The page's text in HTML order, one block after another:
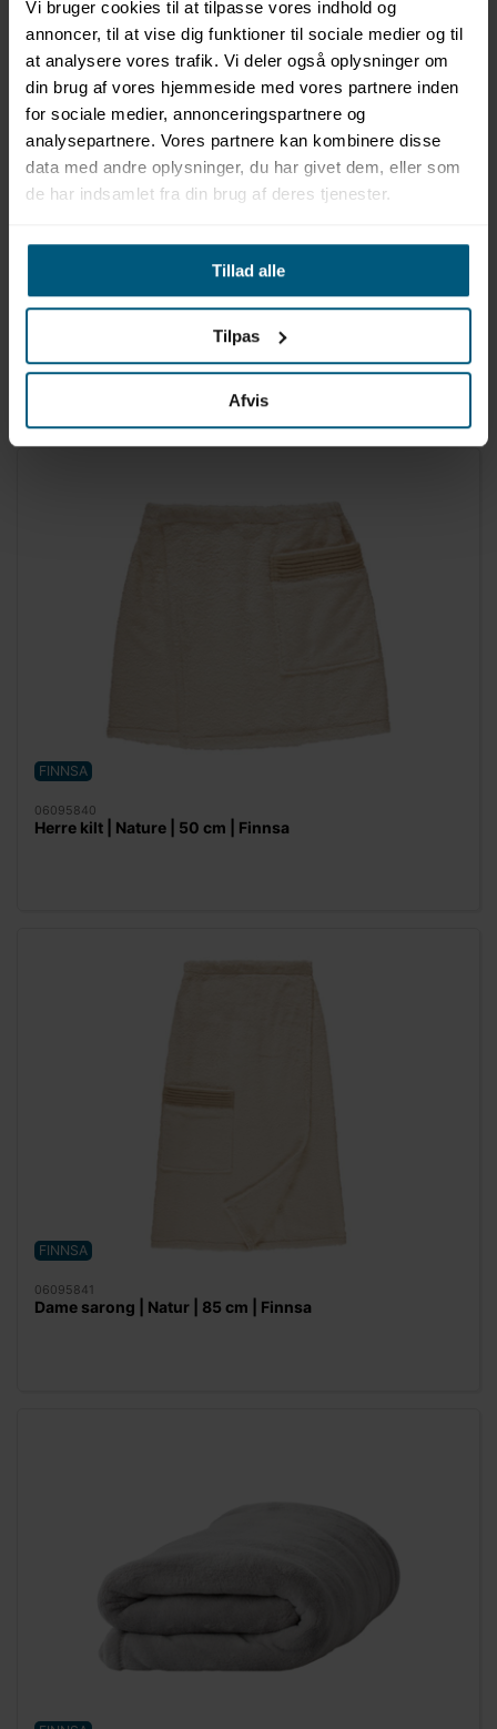
Vi bruger cookies til at tilpasse vores indhold og
annoncer, til at vise dig funktioner til sociale medier og til
at analysere vores trafik. Vi deler også oplysninger om
din brug af vores hjemmeside med vores partnere inden
for sociale medier, annonceringspartnere og
analysepartnere. Vores partnere kan kombinere disse
data med andre oplysninger, du har givet dem, eller som
de har indsamlet fra din brug af deres tjenester.
Tillad alle
Tilpas
Afvis
Herre saunakilt | Antracit | 50 cm | Finnsa
FINNSA
06095840
Herre kilt | Nature | 50 cm | Finnsa
FINNSA
06095841
Dame sarong | Natur | 85 cm | Finnsa